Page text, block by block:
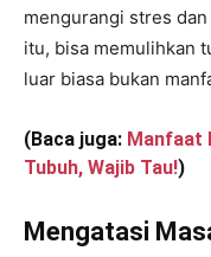
mengurangi stres
itu, bisa memulihkan
luar biasa bukan
(Baca juga: Manfaat
Tubuh, Wajib Tau!)
Mengatasi